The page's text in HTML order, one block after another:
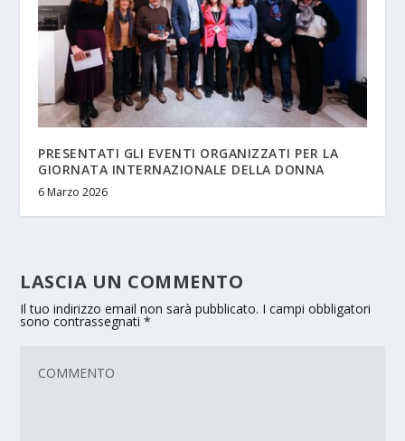
PRESENTATI GLI EVENTI ORGANIZZATI PER LA
GIORNATA INTERNAZIONALE DELLA DONNA
6 Marzo 2026
LASCIA UN COMMENTO
Il tuo indirizzo email non sarà pubblicato. I campi obbligatori
sono contrassegnati*